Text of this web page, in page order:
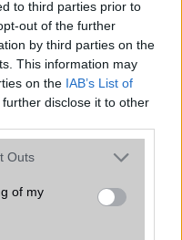
to third parties prior to
out of the further
by third parties on the
This information may
on the IAB’s List of
disclose it to other
one or more Google
You may click to
its third-party tags to
in below Google
Outs
of my
Galaxy
One UI 9
intelligencia-
hoz,
és középkategóriás